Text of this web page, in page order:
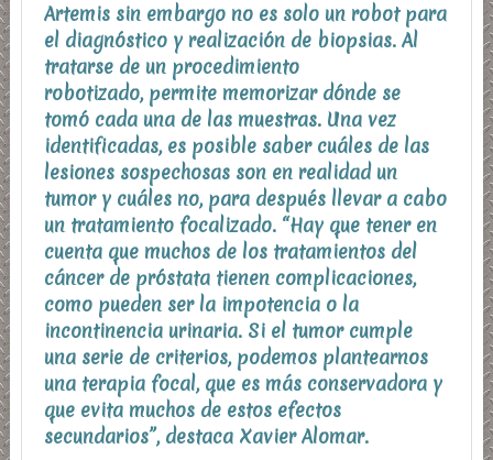
Artemis sin embargo no es solo un robot para
el diagnóstico y realización de biopsias. Al
tratarse de un procedimiento
robotizado, permite memorizar dónde se
tomó cada una de las muestras. Una vez
identificadas, es posible saber cuáles de las
lesiones sospechosas son en realidad un
tumor y cuáles no, para después llevar a cabo
un tratamiento focalizado. “Hay que tener en
cuenta que muchos de los tratamientos del
cáncer de próstata tienen complicaciones,
como pueden ser la impotencia o la
incontinencia urinaria. Si el tumor cumple
una serie de criterios, podemos plantearnos
una terapia focal, que es más conservadora y
que evita muchos de estos efectos
secundarios”, destaca Xavier Alomar.